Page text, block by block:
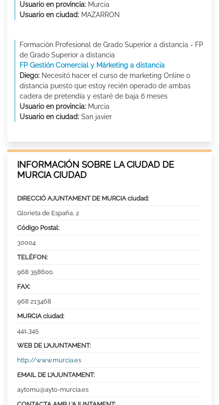
Usuario en provincia: Murcia
Usuario en ciudad: MAZARRON
Formación Profesional de Grado Superior a distancia - FP
de Grado Superior a distancia
FP Gestión Comercial y Márketing a distancia
Diego: Necesitó hacer el curso de marketing Online o
distancia puesto que estoy recién operado de ambas
cadera de pretendía y estaré de baja 6 meses
Usuario en provincia: Murcia
Usuario en ciudad: San javier
INFORMACIÓN SOBRE LA CIUDAD DE
MURCIA CIUDAD
DIRECCIÓ AJUNTAMENT DE MURCIA ciudad:
Glorieta de España, 2
Código Postal:
30004
TELÈFON:
968 358600.
FAX:
968 213468
MURCIA ciudad:
441,345
WEB DE L’AJUNTAMENT:
http://www.murcia.es
EMAIL DE L’AJUNTAMENT:
aytomu@ayto-murcia.es